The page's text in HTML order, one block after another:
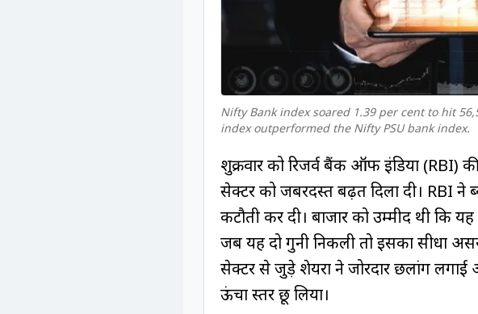
Nifty Bank index soared 1.39 per cent to hit
index outperformed the Nifty PSU bank index.
शुक्रवार को रिजर्व बैंक ऑफ इंडिया
सेक्टर को जबरदस्त बढ़त दिला दी। RBI ने
कटौती कर दी। बाजार को उम्मीद थी कि
जब यह दो गुनी निकली तो इसका सीधा
सेक्टर से जुड़े शेयरों ने जोरदार छलांग
ऊंचा स्तर छू लिया।